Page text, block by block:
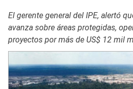
El gerente general del IPE, alertó
avanza sobre áreas protegidas,
proyectos por más de US$ 12 mil